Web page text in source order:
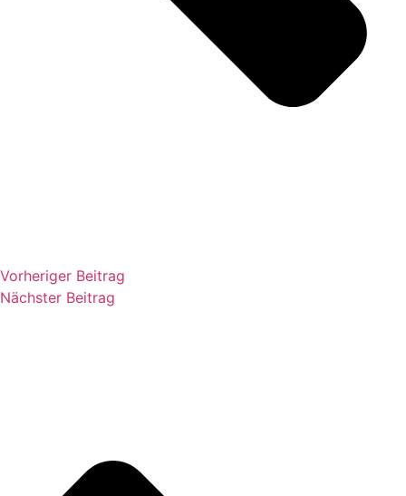
Vorheriger Beitrag
Nächster Beitrag